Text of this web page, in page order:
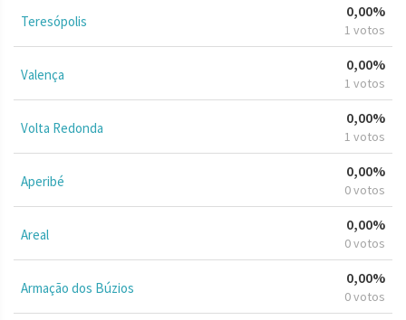
Teresópolis
0,00%
1 votos
Valença
0,00%
1 votos
Volta Redonda
0,00%
1 votos
Aperibé
0,00%
0 votos
Areal
0,00%
0 votos
Armação dos Búzios
0,00%
0 votos